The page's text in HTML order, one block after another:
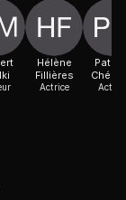
Hélène
Fillières
Actrice Acteur